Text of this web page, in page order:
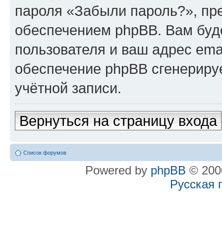
пароля «Забыли пароль?»,
обеспечением phpBB. Вам
пользователя и ваш адрес
обеспечение phpBB
учётной записи.
Вернуться на страницу входа
Список форумов
Powered by phpBB ©
Русская